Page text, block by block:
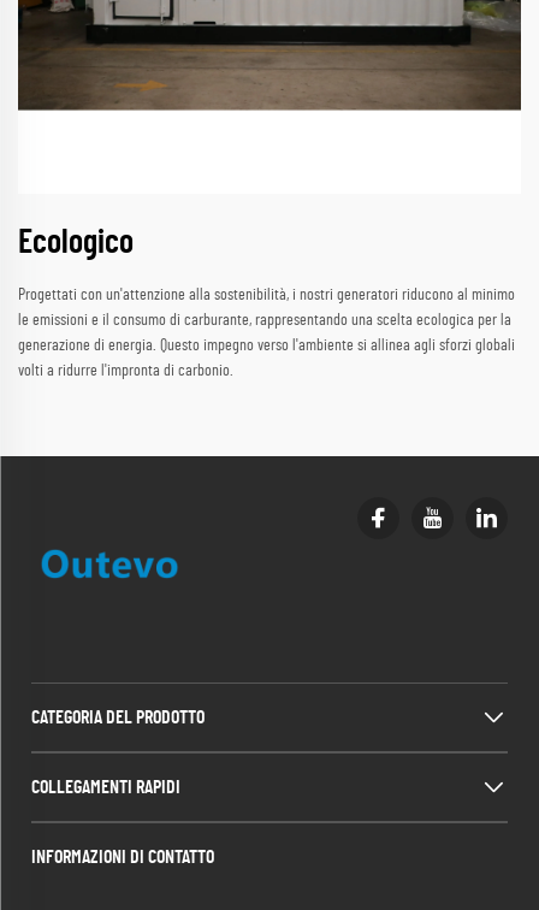
Ecologico
Progettati con un'attenzione alla sostenibilità, i nostri generatori riducono al minimo
le emissioni e il consumo di carburante, rappresentando una scelta ecologica per la
generazione di energia. Questo impegno verso l'ambiente si allinea agli sforzi globali
volti a ridurre l'impronta di carbonio.
CATEGORIA DEL PRODOTTO
COLLEGAMENTI RAPIDI
INFORMAZIONI DI CONTATTO